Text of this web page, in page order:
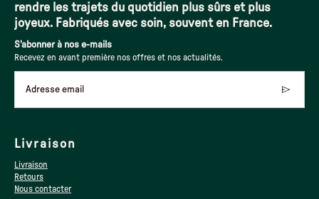
rendre les trajets du quotidien plus sûrs et plus
joyeux. Fabriqués avec soin, souvent en France.
S'abonner à nos e-mails
Recevez en avant première nos offres et nos actualités.
Adresse email
Livraison
Livraison
Retours
Nous contacter